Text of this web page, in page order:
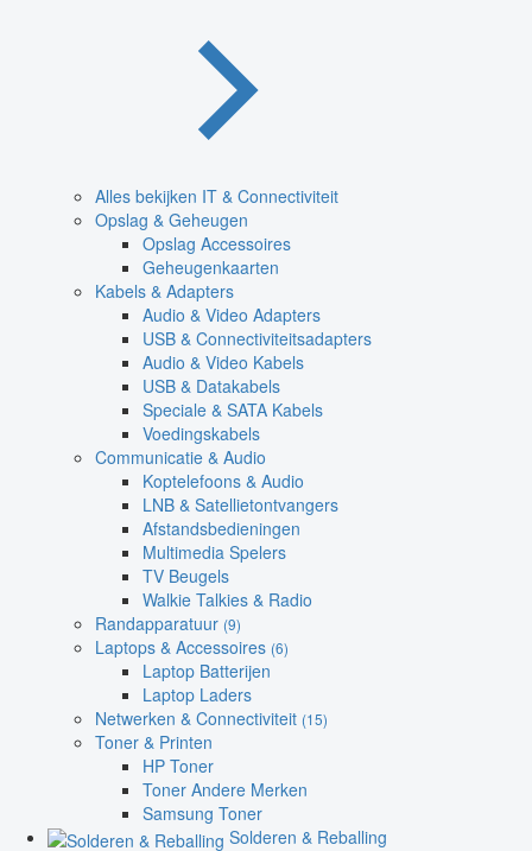
Alles bekijken IT & Connectiviteit
Opslag & Geheugen
Opslag Accessoires
Geheugenkaarten
Kabels & Adapters
Audio & Video Adapters
USB & Connectiviteitsadapters
Audio & Video Kabels
USB & Datakabels
Speciale & SATA Kabels
Voedingskabels
Communicatie & Audio
Koptelefoons & Audio
LNB & Satellietontvangers
Afstandsbedieningen
Multimedia Spelers
TV Beugels
Walkie Talkies & Radio
Randapparatuur (9)
Laptops & Accessoires (6)
Laptop Batterijen
Laptop Laders
Netwerken & Connectiviteit (15)
Toner & Printen
HP Toner
Toner Andere Merken
Samsung Toner
Solderen & Reballing